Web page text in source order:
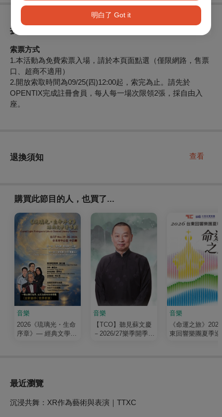
明白了 Got it
折扣方案
索票方式
1.本活動為免費索票入場，請於本頁面點選（僅限網路，售票
口、超商不適用）
2.開放索取時間為09/25(四)12:00起，索完為止。請先於
OPENTIX完成註冊會員，每人每一場次限領2張，採自由入
座。
退換須知 查看
購買此節目的人，也買了...
音樂
2026《琉璃光・生命
序章》— 經典文學清
音樂
【TCO】聽見蘇文慶
－2026/27樂季開季音
音樂
《命運之旅》
東回響樂團夏季巡
最近瀏覽
沉浸共舞：XR作為藝術與表演｜TTXC